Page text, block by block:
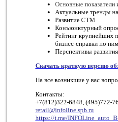
Основные
Актуальные тренды
Развитие СТМ
Конъюнктурный
Рейтинг крупнейших
бизнес-справки по ним
Перспективы
Скачать краткую версию
На все возникшие у вас
Контакты:
+7(812)322-6848, (495)772-
retail@infoline.spb.ru
https://t.me/